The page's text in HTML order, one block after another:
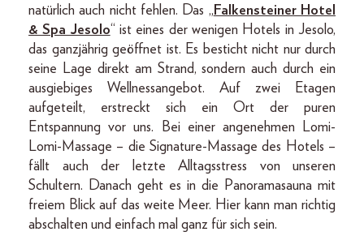
natürlich auch nicht fehlen. Das „ Falkensteiner Hotel
& Spa Jesolo“ ist eines der wenigen Hotels in Jesolo,
das ganzjährig geöffnet ist. Es besticht nicht nur durch
seine Lage direkt am Strand, sondern auch durch ein
ausgiebiges Wellnessangebot. Auf zwei Etagen
aufgeteilt, erstreckt sich ein Ort der puren
Entspannung vor uns. Bei einer angenehmen Lomi-
Lomi-Massage – die Signature-Massage des Hotels –
fällt auch der letzte Alltagsstress von unseren
Schultern. Danach geht es in die Panoramasauna mit
freiem Blick auf das weite Meer. Hier kann man richtig
abschalten und einfach mal ganz für sich sein.